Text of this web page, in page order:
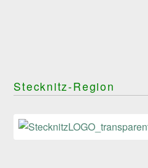
Stecknitz-Region